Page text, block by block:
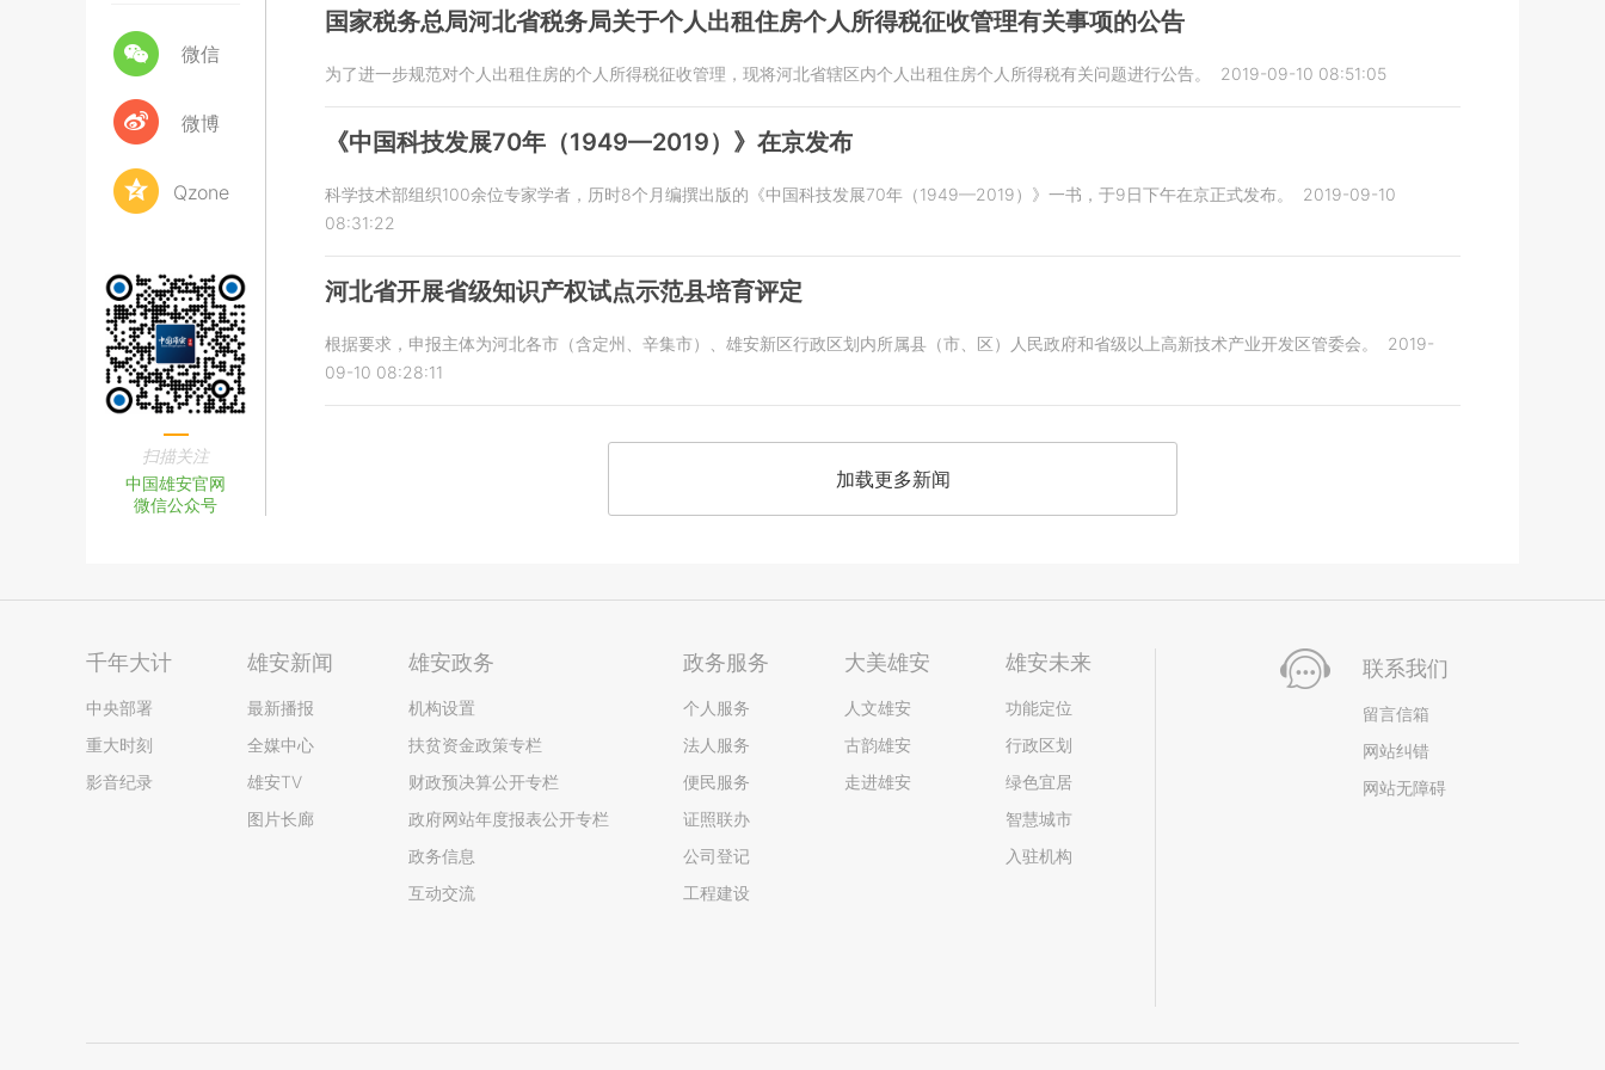
微信
微博
Qzone
扫描关注
中国雄安官网
微信公众号
国家税务总局河北省税务局关于个人出租住房个人所得税征收管理有关事项的公告
为了进一步规范对个人出租住房的个人所得税征收管理，现将河北省辖区内个人出租住房个人所得税有关问题进行公告。 2019-09-10 08:51:05
《中国科技发展70年（1949—2019）》在京发布
科学技术部组织100余位专家学者，历时8个月编撰出版的《中国科技发展70年（1949—2019）》一书，于9日下午在京正式发布。
2019-09-10
08:31:22
河北省开展省级知识产权试点示范县培育评定
根据要求，申报主体为河北各市（含定州、辛集市）、雄安新区行政区划内所属县（市、区）人民政府和省级以上高新技术产业开发区管委会。
2019-
09-10 08:28:11
加载更多新闻
千年大计
中央部署
重大时刻
影音纪录
雄安新闻
最新播报
全媒中心
雄安TV
图片长廊
雄安政务
机构设置
扶贫资金政策专栏
财政预决算公开专栏
政府网站年度报表公开专栏
政务信息
互动交流
政务服务
个人服务
法人服务
便民服务
证照联办
公司登记
工程建设
大美雄安
人文雄安
古韵雄安
走进雄安
雄安未来
功能定位
行政区划
绿色宜居
智慧城市
入驻机构
联系我们
留言信箱
网站纠错
网站无障碍